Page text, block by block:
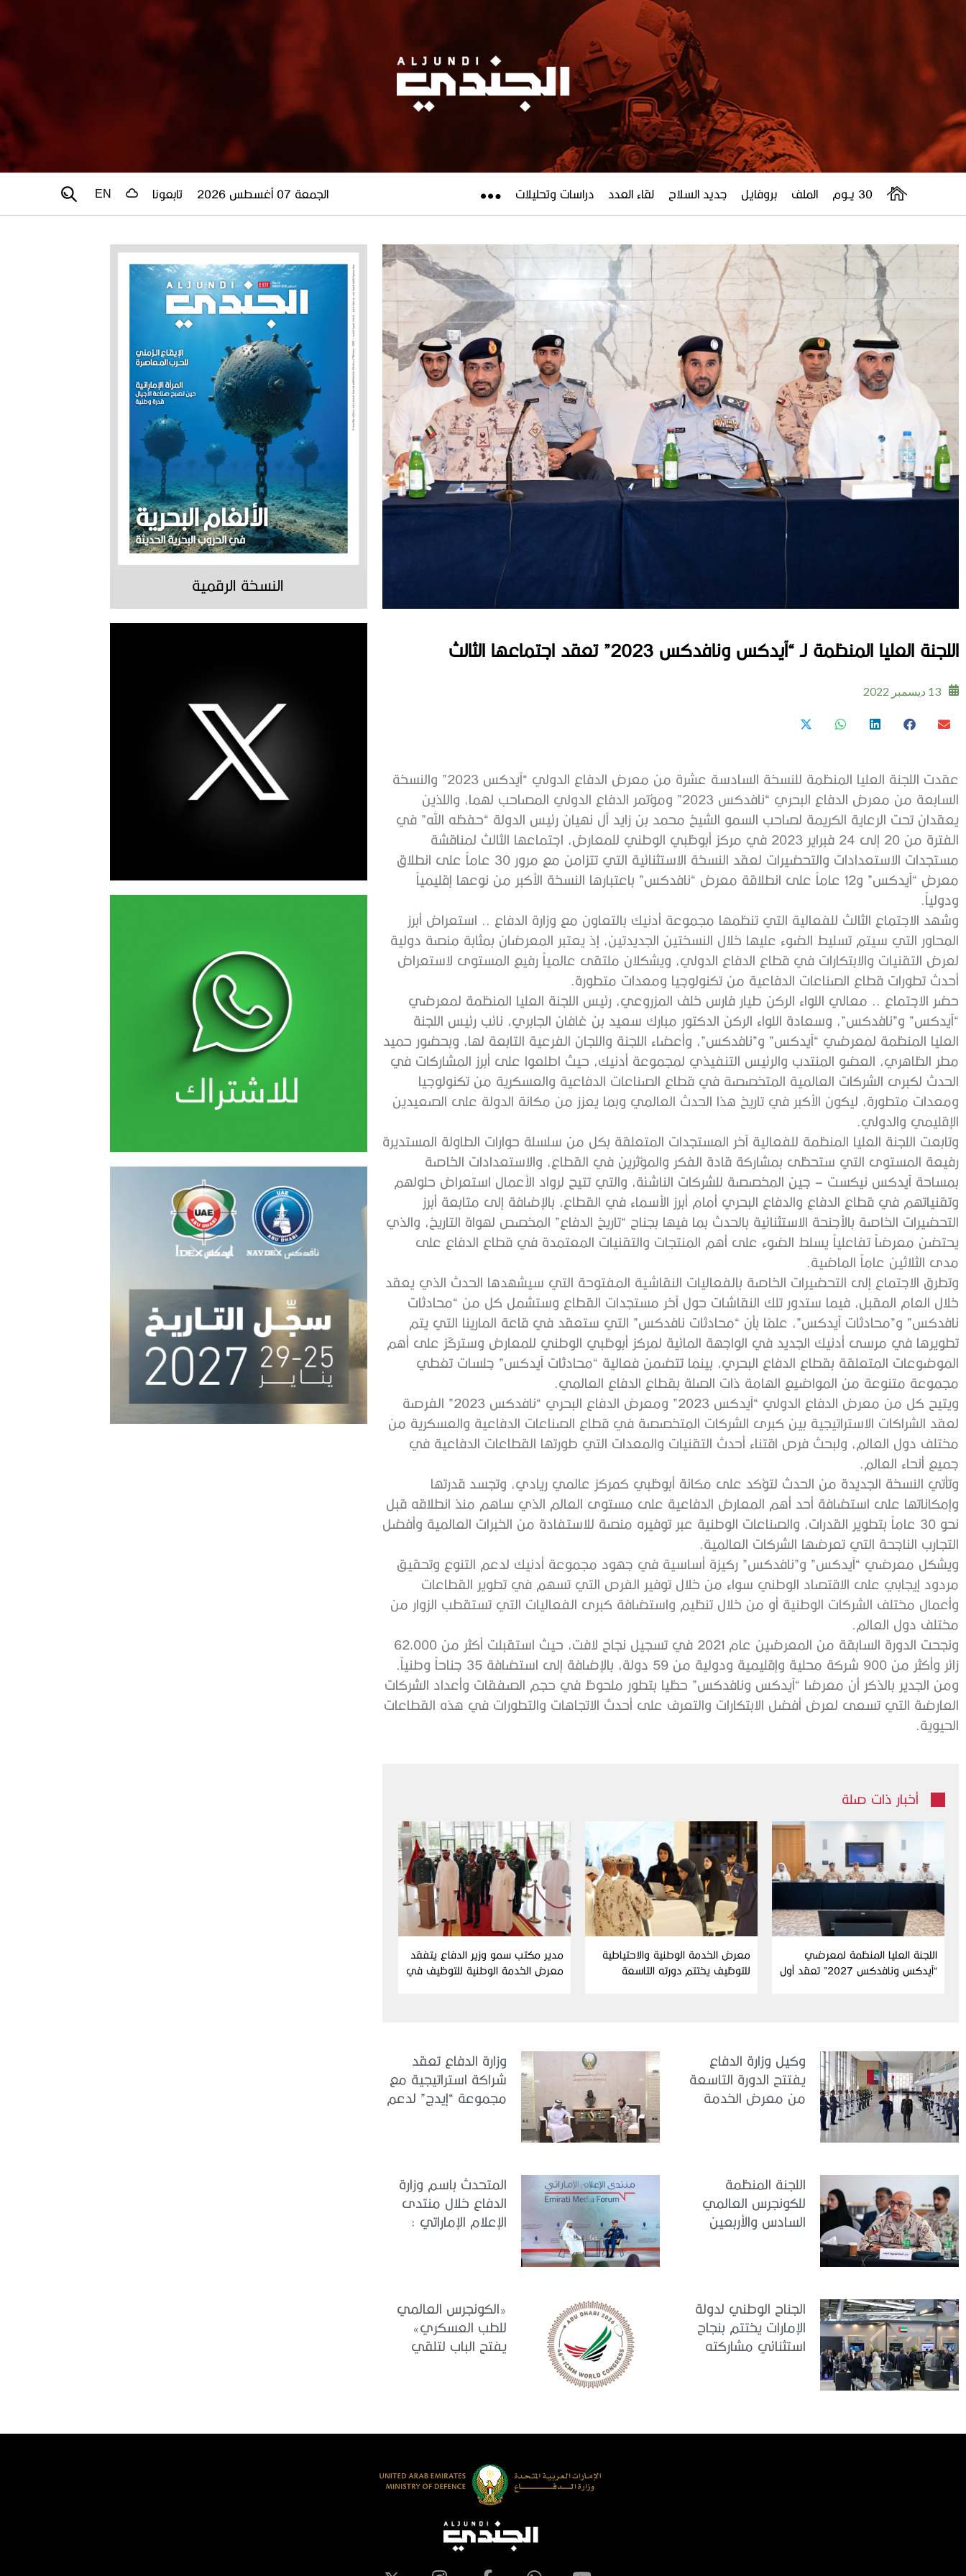
30 يــوم الملف بروفايل جديد السلاح لقاء العدد دراسات وتحليلات الجمعة 07 أغسطس 2026 تابعونا EN
اللجنة العليا المنظمة لـ “آيدكس ونافدكس 2023” تعقد اجتماعها الثالث
13 ديسمبر 2022
عقدت اللجنة العليا المنظمة للنسخة السادسة عشرة من معرض الدفاع الدولي “آيدكس 2023” والنسخة
السابعة من معرض الدفاع البحري “نافدكس 2023” ومؤتمر الدفاع الدولي المصاحب لهما، واللذين
يعقدان تحت الرعاية الكريمة لصاحب السمو الشيخ محمد بن زايد آل نهيان رئيس الدولة “حفظه الله” في
الفترة من 20 إلى 24 فبراير 2023 في مركز أبوظبي الوطني للمعارض، اجتماعها الثالث لمناقشة
مستجدات الاستعدادات والتحضيرات لعقد النسخة الاستثنائية التي تتزامن مع مرور 30 عاماً على انطلاق
معرض “آيدكس” و12 عاماً على انطلاقة معرض “نافدكس” باعتبارها النسخة الأكبر من نوعها إقليمياً
ودولياً.
وشهد الاجتماع الثالث للفعالية التي تنظمها مجموعة أدنيك بالتعاون مع وزارة الدفاع .. استعراض أبرز
المحاور التي سيتم تسليط الضوء عليها خلال النسختين الجديدتين، إذ يعتبر المعرضان بمثابة منصة دولية
لعرض التقنيات والابتكارات في قطاع الدفاع الدولي، ويشكلان ملتقى عالمياً رفيع المستوى لاستعراض
أحدث تطورات قطاع الصناعات الدفاعية من تكنولوجيا ومعدات متطورة.
حضر الاجتماع .. معالي اللواء الركن طيار فارس خلف المزروعي، رئيس اللجنة العليا المنظمة لمعرضي
“آيدكس” و”نافدكس”، وسعادة اللواء الركن الدكتور مبارك سعيد بن غافان الجابري، نائب رئيس اللجنة
العليا المنظمة لمعرضي “آيدكس” و”نافدكس”، وأعضاء اللجنة واللجان الفرعية التابعة لها، وبحضور حميد
مطر الظاهري، العضو المنتدب والرئيس التنفيذي لمجموعة أدنيك، حيث اطلعوا على أبرز المشاركات في
الحدث لكبرى الشركات العالمية المتخصصة في قطاع الصناعات الدفاعية والعسكرية من تكنولوجيا
ومعدات متطورة، ليكون الأكبر في تاريخ هذا الحدث العالمي وبما يعزز من مكانة الدولة على الصعيدين
الإقليمي والدولي.
وتابعت اللجنة العليا المنظمة للفعالية آخر المستجدات المتعلقة بكل من سلسلة حوارات الطاولة المستديرة
رفيعة المستوى التي ستحظى بمشاركة قادة الفكر والمؤثرين في القطاع، والاستعدادات الخاصة
بمساحة آيدكس نيكست – جين المخصصة للشركات الناشئة، والتي تتيح لرواد الأعمال استعراض حلولهم
وتقنياتهم في قطاع الدفاع والدفاع البحري أمام أبرز الأسماء في القطاع، بالإضافة إلى متابعة أبرز
التحضيرات الخاصة بالأجنحة الاستثنائية بالحدث بما فيها بجناح “تاريخ الدفاع” المخصص لهواة التاريخ، والذي
يحتضن معرضاً تفاعلياً يسلط الضوء على أهم المنتجات والتقنيات المعتمدة في قطاع الدفاع على
مدى الثلاثين عاماً الماضية.
وتطرق الاجتماع إلى التحضيرات الخاصة بالفعاليات النقاشية المفتوحة التي سيشهدها الحدث الذي يعقد
خلال العام المقبل، فيما ستدور تلك النقاشات حول آخر مستجدات القطاع وستشمل كل من “محادثات
نافدكس” و”محادثات آيدكس”، علمًا بأن “محادثات نافدكس” التي ستعقد في قاعة المارينا التي يتم
تطويرها في مرسى أدنيك الجديد في الواجهة المائية لمركز أبوظبي الوطني للمعارض وستركّز على أهم
الموضوعات المتعلقة بقطاع الدفاع البحري، بينما تتضمن فعالية “محادثات آيدكس” جلسات تغطي
مجموعة متنوعة من المواضيع الهامة ذات الصلة بقطاع الدفاع العالمي.
ويتيح كل من معرض الدفاع الدولي “آيدكس 2023” ومعرض الدفاع البحري “نافدكس 2023” الفرصة
لعقد الشراكات الاستراتيجية بين كبرى الشركات المتخصصة في قطاع الصناعات الدفاعية والعسكرية من
مختلف دول العالم، ولبحث فرص اقتناء أحدث التقنيات والمعدات التي طورتها القطاعات الدفاعية في
جميع أنحاء العالم.
وتأتي النسخة الجديدة من الحدث لتؤكد على مكانة أبوظبي كمركز عالمي ريادي، وتجسد قدرتها
وإمكاناتها على استضافة أحد أهم المعارض الدفاعية على مستوى العالم الذي ساهم منذ انطلاقه قبل
نحو 30 عاماً بتطوير القدرات، والصناعات الوطنية عبر توفيره منصة للاستفادة من الخبرات العالمية وأفضل
التجارب الناجحة التي تعرضها الشركات العالمية.
ويشكل معرضي “آيدكس” و”نافدكس” ركيزة أساسية في جهود مجموعة أدنيك لدعم التنوع وتحقيق
مردود إيجابي على الاقتصاد الوطني سواء من خلال توفير الفرص التي تسهم في تطوير القطاعات
وأعمال مختلف الشركات الوطنية أو من خلال تنظيم واستضافة كبرى الفعاليات التي تستقطب الزوار من
مختلف دول العالم.
ونجحت الدورة السابقة من المعرضين عام 2021 في تسجيل نجاح لافت، حيث استقبلت أكثر من 62,000
زائر وأكثر من 900 شركة محلية وإقليمية ودولية من 59 دولة، بالإضافة إلى استضافة 35 جناحاً وطنياً.
ومن الجدير بالذكر أن معرضا “آيدكس ونافدكس” حظيا بتطور ملحوظ في حجم الصفقات وأعداد الشركات
العارضة التي تسعى لعرض أفضل الابتكارات والتعرف على أحدث الاتجاهات والتطورات في هذه القطاعات
الحيوية.
أخبار ذات صلة
اللجنة العليا المنظمة لمعرضي
“آيدكس ونافدكس 2027” تعقد أول
معرض الخدمة الوطنية والاحتياطية
للتوظيف يختتم دورته التاسعة
مدير مكتب سمو وزير الدفاع يتفقد
معرض الخدمة الوطنية للتوظيف في
وكيل وزارة الدفاع
يفتتح الدورة التاسعة
من معرض الخدمة
وزارة الدفاع تعقد
شراكة استراتيجية مع
مجموعة “إيدج” لدعم
اللجنة المنظمة
للكونجرس العالمي
السادس والأربعين
المتحدث باسم وزارة
الدفاع خلال منتدى
الإعلام الإماراتي :
الجناح الوطني لدولة
الإمارات يختتم بنجاح
استثنائي مشاركته
«الكونجرس العالمي
للطب العسكري»
يفتح الباب لتلقي
النسخة الرقمية